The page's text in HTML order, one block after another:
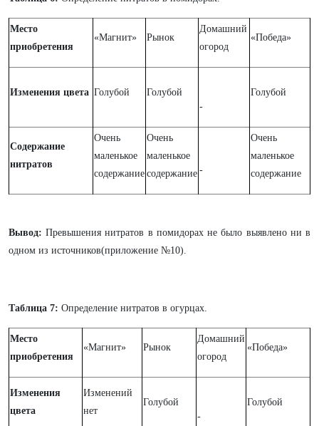
Место
приобретения
«Магнит» Рынок
Домашний
огород
«Победа»
Изменения цвета Голубой
Голубой
-
Голубой
Содержание
нитратов
Очень
маленькое
содержание
Очень
маленькое
содержание -
Очень
маленькое
содержание
Вывод:Превышения нитратов в помидорах не было выявлено ни в
одном из источников(приложение №10).
Таблица 7: Определение нитратов в огурцах.
Место
приобретения
«Магнит» Рынок
Домашний
огород
«Победа»
Изменения
цвета
Изменений
нет
Голубой
-
Голубой